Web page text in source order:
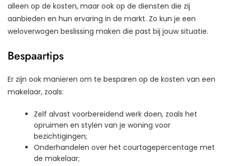
alleen op de kosten, maar ook op de diensten die zij
aanbieden en hun ervaring in de markt. Zo kun je een
weloverwogen beslissing maken die past bij jouw situatie.
Bespaartips
Er zijn ook manieren om te besparen op de kosten van een
makelaar, zoals:
Zelf alvast voorbereidend werk doen, zoals het
opruimen en stylen van je woning voor
bezichtigingen;
Onderhandelen over het courtagepercentage met
de makelaar;